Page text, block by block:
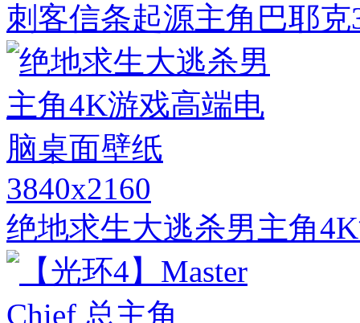
刺客信条起源主角巴耶
3840x2160
绝地求生大逃杀男主角